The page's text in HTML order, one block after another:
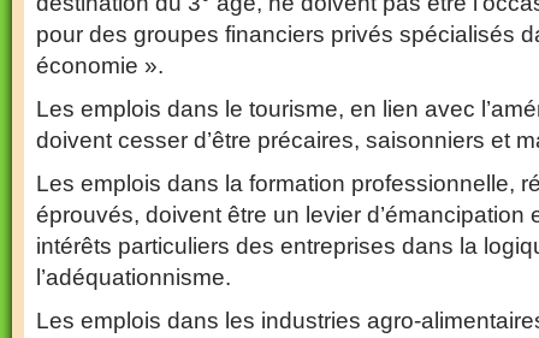
pour des groupes financiers privés spécialisés
économie ».
Les emplois dans le tourisme, en lien avec
doivent cesser d’être précaires, saisonniers et
Les emplois dans la formation professionnelle,
éprouvés, doivent être un levier d’émancipation
intérêts particuliers des entreprises dans la
l’adéquationnisme.
Les emplois dans les industries agro-